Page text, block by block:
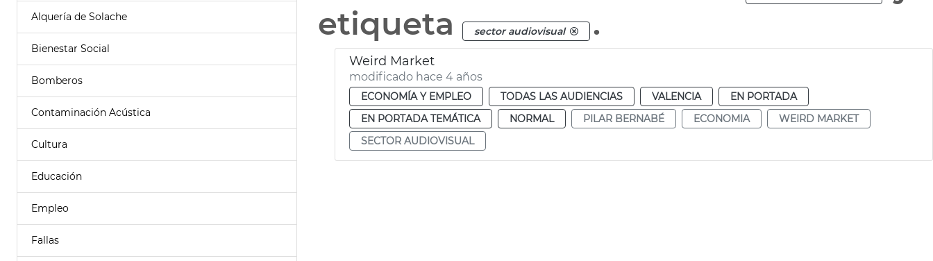
Alquería de Solache
Bienestar Social
Bomberos
Contaminación Acústica
Cultura
Educación
Empleo
Fallas
etiqueta
sector audiovisual .
Weird Market
modificado hace 4 años
ECONOMÍA Y EMPLEO TODAS LAS AUDIENCIAS VALENCIA
EN PORTADA
EN PORTADA TEMÁTICA
NORMAL PILAR BERNABÉ ECONOMIA
WEIRD MARKET
SECTOR AUDIOVISUAL